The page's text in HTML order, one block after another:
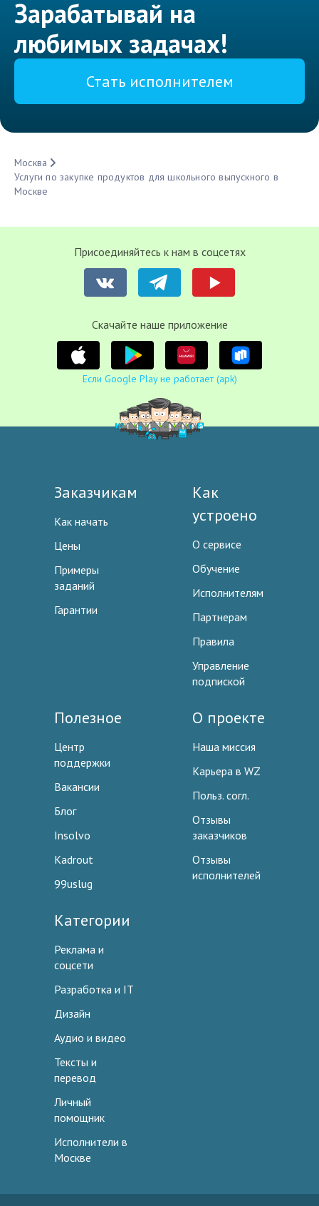
Зарабатывай на
любимых задачах!
Стать исполнителем
Москва
Услуги по закупке продуктов для школьного выпускного в
Москве
Присоединяйтесь к нам в соцсетях
Cкачайте наше приложение
Если Google Play не работает (apk)
Заказчикам
Как начать
Цены
Примеры
заданий
Гарантии
Как
устроено
О сервисе
Обучение
Исполнителям
Партнерам
Правила
Управление
подпиской
Полезное
Центр
поддержки
Вакансии
Блог
Insolvo
Kadrout
99uslug
О проекте
Наша миссия
Карьера в WZ
Польз. согл.
Отзывы
заказчиков
Отзывы
исполнителей
Категории
Реклама и
соцсети
Разработка и IT
Дизайн
Аудио и видео
Тексты и
перевод
Личный
помощник
Исполнители в
Москве